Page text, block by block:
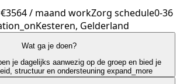
/ maand workZorg schedule0-36
Kesteren, Gelderland
Wat ga je doen?
je dagelijks aanwezig op de groep en bied je
structuur en ondersteuning expand_more